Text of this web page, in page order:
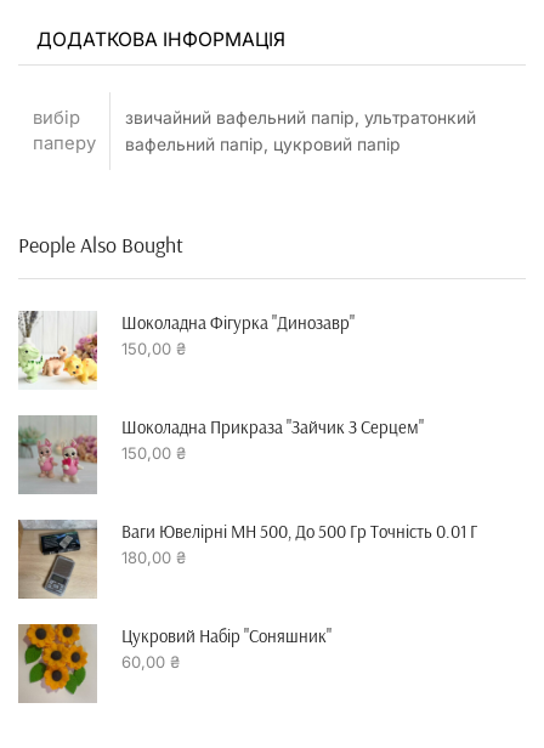
ДОДАТКОВА ІНФОРМАЦІЯ
вибір
паперу
звичайний вафельний папір, ультратонкий
вафельний папір, цукровий папір
People Also Bought
Шоколадна Фігурка "динозавр"
150,00 ₴
Шоколадна Прикраза "зайчик З Серцем"
150,00 ₴
Ваги Ювелірні MH 500, До 500 Гр Точність 0.01 Г
180,00 ₴
Цукровий Набір "Соняшник"
60,00 ₴